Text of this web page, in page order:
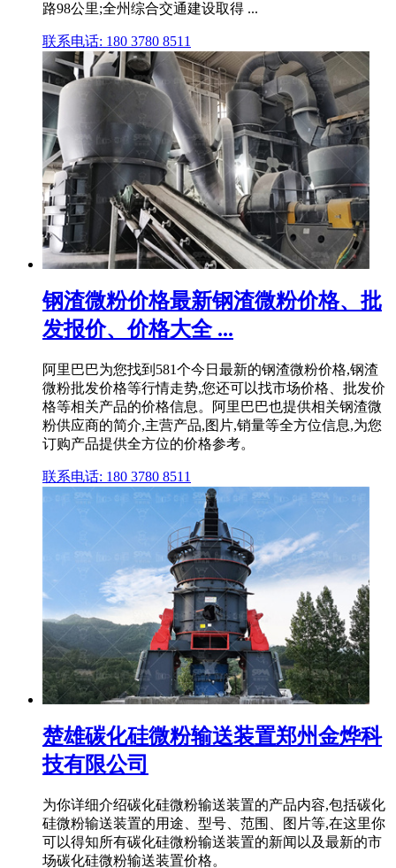
路98公里;全州综合交通建设取得 ...
联系电话: 180 3780 8511
钢渣微粉价格最新钢渣微粉价格、批
发报价、价格大全 ...
阿里巴巴为您找到581个今日最新的钢渣微粉价格,钢渣
微粉批发价格等行情走势,您还可以找市场价格、批发价
格等相关产品的价格信息。阿里巴巴也提供相关钢渣微
粉供应商的简介,主营产品,图片,销量等全方位信息,为您
订购产品提供全方位的价格参考。
联系电话: 180 3780 8511
楚雄碳化硅微粉输送装置郑州金烨科
技有限公司
为你详细介绍碳化硅微粉输送装置的产品内容,包括碳化
硅微粉输送装置的用途、型号、范围、图片等,在这里你
可以得知所有碳化硅微粉输送装置的新闻以及最新的市
场碳化硅微粉输送装置价格。